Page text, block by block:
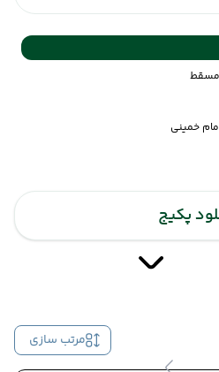
مسقط
خمینی
پکیج
مرتب سازی